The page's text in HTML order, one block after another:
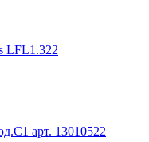
LFL1.322
арт. 13010522